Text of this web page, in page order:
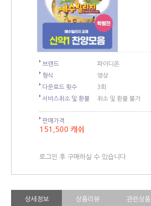
브랜드
파이디온
형식
영상
다운로드 횟수
3회
서비스취소 및 환불
취소 및 환불 불가
판매가격
151,500 캐쉬
로그인 후 구매하실 수 있습니다.
상세정보 상품리뷰 관련상품